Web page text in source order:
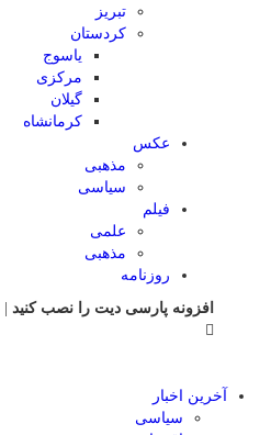
تبریز
کردستان
یاسوج
مرکزی
گیلان
کرمانشاه
عکس
مذهبی
سیاسی
فیلم
علمی
مذهبی
روزنامه
افزونه پارسی دیت را نصب کنید
آخرین اخبار
سیاسی